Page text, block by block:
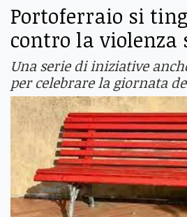
Portoferraio si
contro la violenza
Una serie di iniziative
per celebrare la giornata